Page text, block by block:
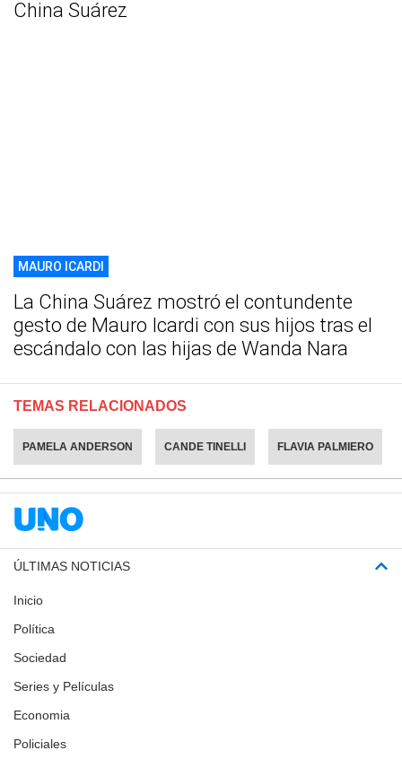
China Suárez
MAURO ICARDI
La China Suárez mostró el contundente
gesto de Mauro Icardi con sus hijos tras el
escándalo con las hijas de Wanda Nara
TEMAS RELACIONADOS
PAMELA ANDERSON CANDE TINELLI FLAVIA PALMIERO
ÚLTIMAS NOTICIAS
Inicio
Política
Sociedad
Series y Películas
Economia
Policiales